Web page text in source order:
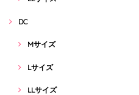
DC
Mサイズ
Lサイズ
LLサイズ